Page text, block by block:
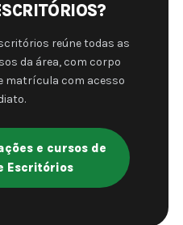
reúne todas as
da área, com corpo
matrícula com acesso
e cursos de
Escritórios